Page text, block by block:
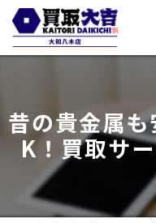
昔の貴金属
K！買取サ